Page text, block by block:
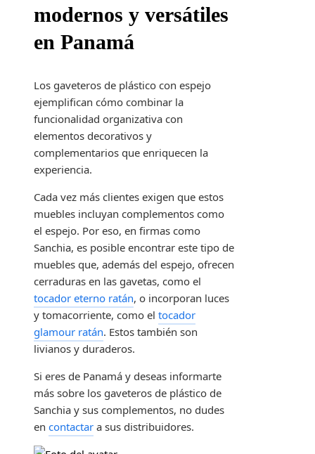
modernos y versátiles
en Panamá
Los gaveteros de plástico con espejo
ejemplifican cómo combinar la
funcionalidad organizativa con
elementos decorativos y
complementarios que enriquecen la
experiencia.
Cada vez más clientes exigen que estos
muebles incluyan complementos como
el espejo. Por eso, en firmas como
Sanchia, es posible encontrar este tipo de
muebles que, además del espejo, ofrecen
cerraduras en las gavetas, como el
tocador eterno ratán, o incorporan luces
y tomacorriente, como el tocador
glamour ratán. Estos también son
livianos y duraderos.
Si eres de Panamá y deseas informarte
más sobre los gaveteros de plástico de
Sanchia y sus complementos, no dudes
en contactar a sus distribuidores.